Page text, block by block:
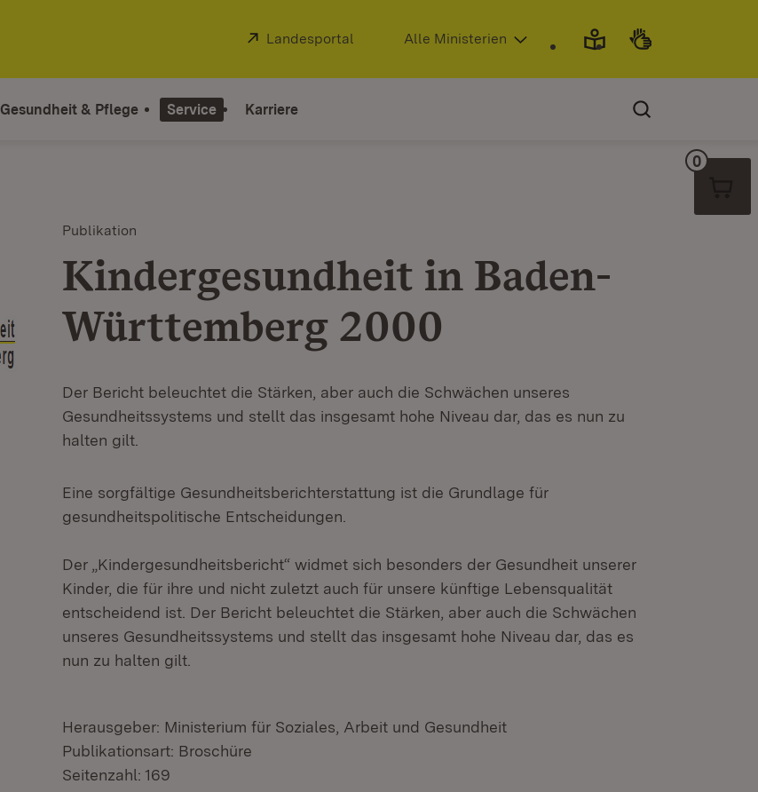
Extern:
Landesportal (Öffnet in neuem Fenster)
Alle Ministerien
Gesundheit & Pflege Service Karriere
Publikation
Kindergesundheit in Baden-
Württemberg 2000
Der Bericht beleuchtet die Stärken, aber auch die Schwächen unseres
Gesundheitssystems und stellt das insgesamt hohe Niveau dar, das es nun zu
halten gilt.
Eine sorgfältige Gesundheitsberichterstattung ist die Grundlage für
gesundheitspolitische Entscheidungen.
Der „Kindergesundheitsbericht“ widmet sich besonders der Gesundheit unserer
Kinder, die für ihre und nicht zuletzt auch für unsere künftige Lebensqualität
entscheidend ist. Der Bericht beleuchtet die Stärken, aber auch die Schwächen
unseres Gesundheitssystems und stellt das insgesamt hohe Niveau dar, das es
nun zu halten gilt.
Herausgeber: Ministerium für Soziales, Arbeit und Gesundheit
Publikationsart: Broschüre
Seitenzahl: 169
0